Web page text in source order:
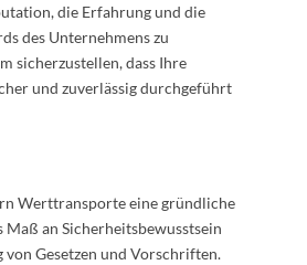
die Erfahrung und die
des Unternehmens zu
sicherzustellen, dass Ihre
und zuverlässig durchgeführt
Werttransporte eine gründliche
Maß an Sicherheitsbewusstsein
von Gesetzen und Vorschriften.